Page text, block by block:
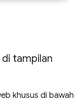
tampilan
khusus di bawah